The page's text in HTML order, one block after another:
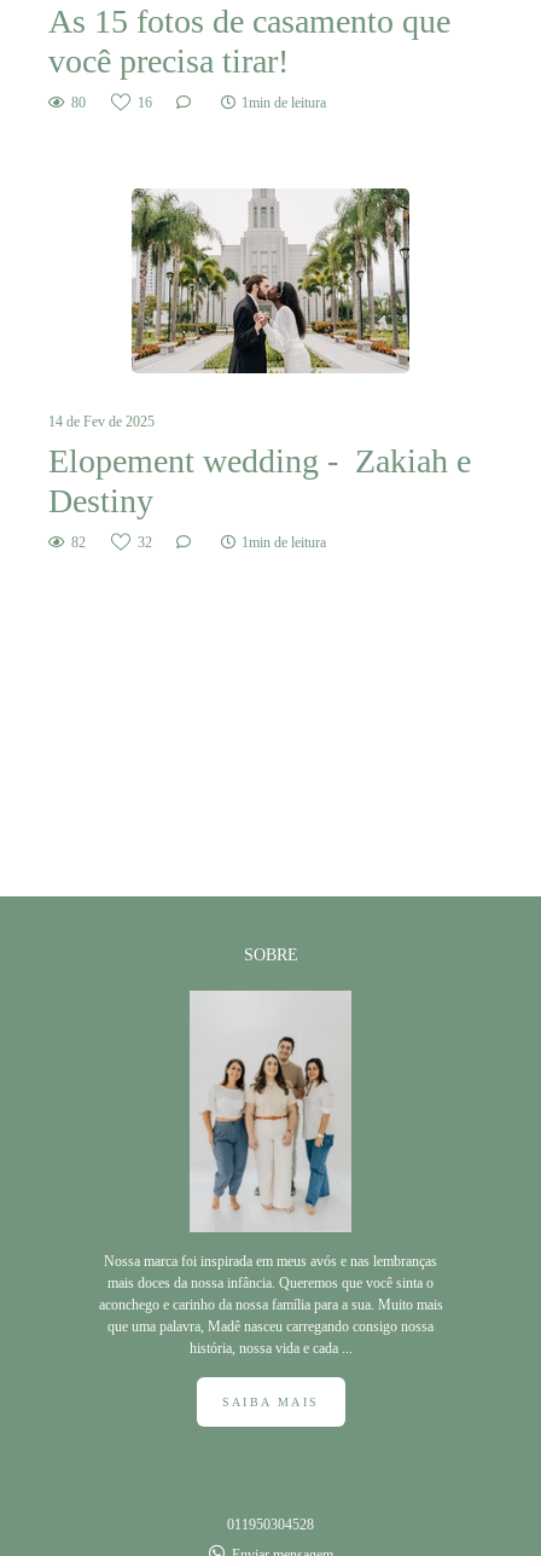
As 15 fotos de casamento que
você precisa tirar!
80 16 1min de leitura
14 de Fev de 2025
Elopement wedding - Zakiah e
Destiny
82 32 1min de leitura
SOBRE
Nossa marca foi inspirada em meus avós e nas lembranças
mais doces da nossa infância. Queremos que você sinta o
aconchego e carinho da nossa família para a sua. Muito mais
que uma palavra, Madê nasceu carregando consigo nossa
história, nossa vida e cada ...
SAIBA MAIS
011950304528